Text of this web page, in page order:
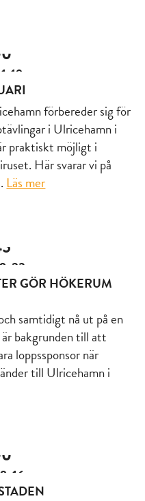
19
förbereder sig för
i Ulricehamn i
praktiskt möjligt i
Här svarar vi på
Läs mer
23
GÖR HÖKERUM
samtidigt nå ut på en
bakgrunden till att
loppssponsor när
till Ulricehamn i
16